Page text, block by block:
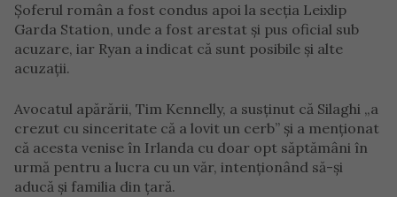
Șoferul român a fost condus apoi la secția Leixlip
Garda Station, unde a fost arestat și pus oficial sub
acuzare, iar Ryan a indicat că sunt posibile și alte
acuzații.
Avocatul apărării, Tim Kennelly, a susținut că Silaghi „a
crezut cu sinceritate că a lovit un cerb” și a menționat
că acesta venise în Irlanda cu doar opt săptămâni în
urmă pentru a lucra cu un văr, intenționând să-și
aducă și familia din țară.